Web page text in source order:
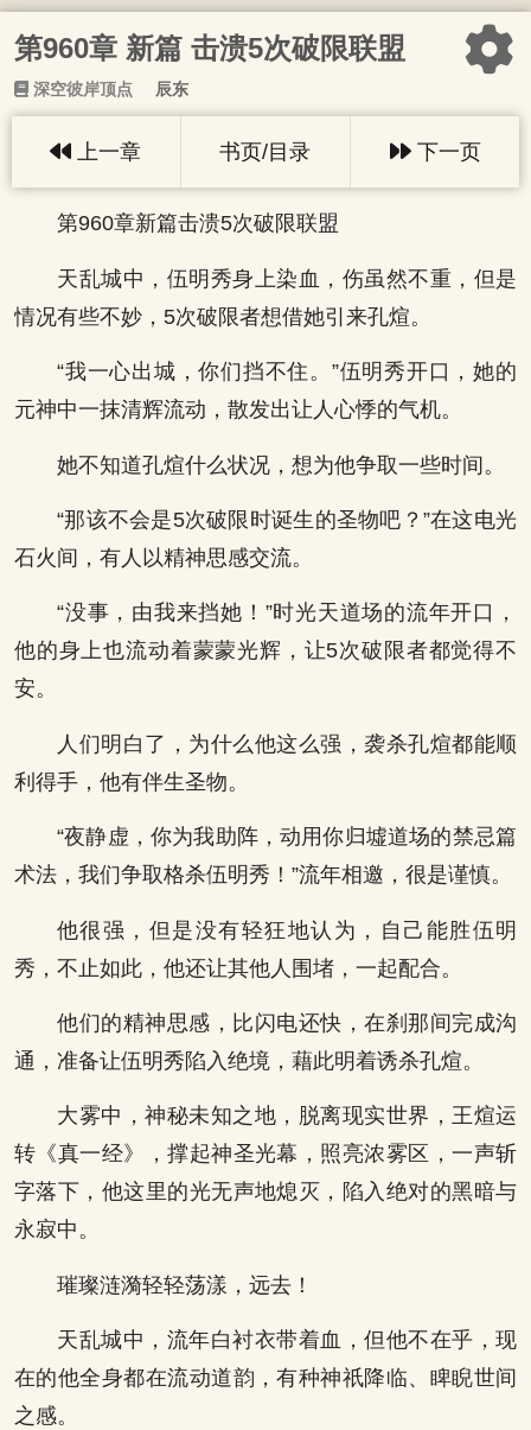
第960章 新篇 击溃5次破限联盟
深空彼岸顶点 辰东
上一章 书页/目录 下一页
第960章新篇击溃5次破限联盟
天乱城中，伍明秀身上染血，伤虽然不重，但是
情况有些不妙，5次破限者想借她引来孔煊。
“我一心出城，你们挡不住。”伍明秀开口，她的
元神中一抹清辉流动，散发出让人心悸的气机。
她不知道孔煊什么状况，想为他争取一些时间。
“那该不会是5次破限时诞生的圣物吧？”在这电光
石火间，有人以精神思感交流。
“没事，由我来挡她！”时光天道场的流年开口，
他的身上也流动着蒙蒙光辉，让5次破限者都觉得不
安。
人们明白了，为什么他这么强，袭杀孔煊都能顺
利得手，他有伴生圣物。
“夜静虚，你为我助阵，动用你归墟道场的禁忌篇
术法，我们争取格杀伍明秀！”流年相邀，很是谨慎。
他很强，但是没有轻狂地认为，自己能胜伍明
秀，不止如此，他还让其他人围堵，一起配合。
他们的精神思感，比闪电还快，在刹那间完成沟
通，准备让伍明秀陷入绝境，藉此明着诱杀孔煊。
大雾中，神秘未知之地，脱离现实世界，王煊运
转《真一经》，撑起神圣光幕，照亮浓雾区，一声斩
字落下，他这里的光无声地熄灭，陷入绝对的黑暗与
永寂中。
璀璨涟漪轻轻荡漾，远去！
天乱城中，流年白衬衣带着血，但他不在乎，现
在的他全身都在流动道韵，有种神祇降临、睥睨世间
之感。